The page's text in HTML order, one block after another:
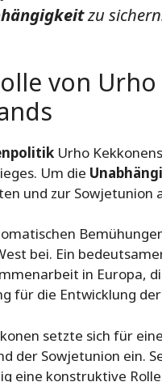
zu
von
Urho
Um die
und zur
bei. Ein
in Europa,
für die Entwicklung
setzte sich für
der Sowjetunion ein.
eine konstruktive